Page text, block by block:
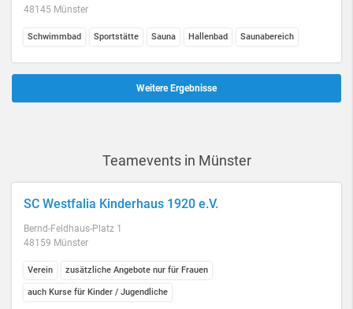
48145 Münster
Schwimmbad Sportstätte Sauna Hallenbad Saunabereich
Weitere Ergebnisse
Teamevents in Münster
SC Westfalia Kinderhaus 1920 e.V.
Bernd-Feldhaus-Platz 1
48159 Münster
Verein zusätzliche Angebote nur für Frauen
auch Kurse für Kinder / Jugendliche